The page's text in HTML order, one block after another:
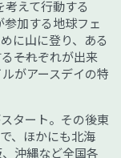
えて行動する
加する地球フェ
に山に登り、ある
――それぞれが出来
がアースデイの特
タート。その後東
、ほかにも北海
沖縄など全国各